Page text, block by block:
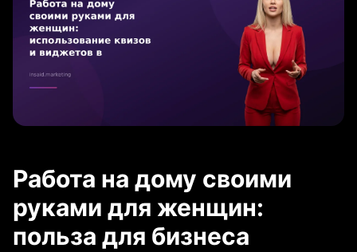
Работа на дому своими
руками для женщин:
польза для бизнеса